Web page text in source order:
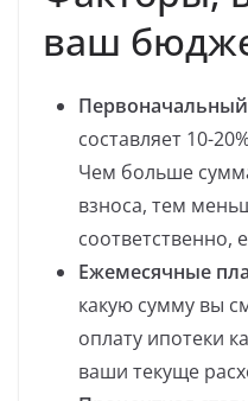
ваш
составляет 10-
Чем больше
взноса, тем
соответственно,
Ежемесячные
какую сумму вы
оплату ипотеки
ваши текуще